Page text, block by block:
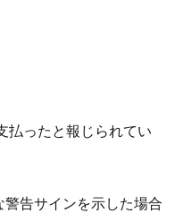
払ったと報じられてい
告サインを示した場合